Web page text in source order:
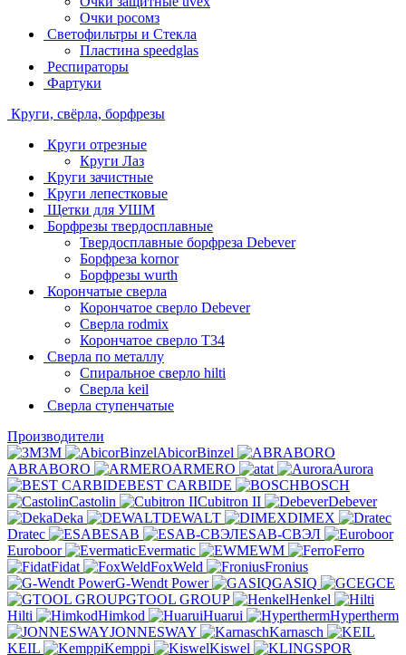
Очки росомз
Светофильтры и Стекла
Пластина speedglas
Респираторы
Фартуки
Круги, свёрла, борфрезы
Круги отрезные
Круги Лаз
Круги зачистные
Круги лепестковые
Щетки для УШМ
Борфрезы твердосплавные
Твердосплавные борфреза Debever
Борфреза kornor
Борфрезы wurth
Корончатые сверла
Корончатое сверло Debever
Сверла rodmix
Корончатое сверло T34
Сверла по металлу
Спиральное сверло hilti
Сверла keil
Сверла ступенчатые
Производители
3M
AbicorBinzel
ABRABORO
ARMERO at
Aurora
BEST CARBIDE
BOSCH
Castolin
Cubitron II
Debever
Deka
DEWALT
DIMEX
Dratec
ESAB
ESAB-СВЭЛ
Euroboor
Evermatic EWM
Ferro
Fidat
FoxWeld
Fronius
G-Wendt Power
GASIQ
GCE
GTOOL GROUP
Henkel
Hilti
Himkod Huarui
Hypertherm
JONNESWAY
Karnasch
KEIL
Kemppi Kiswel